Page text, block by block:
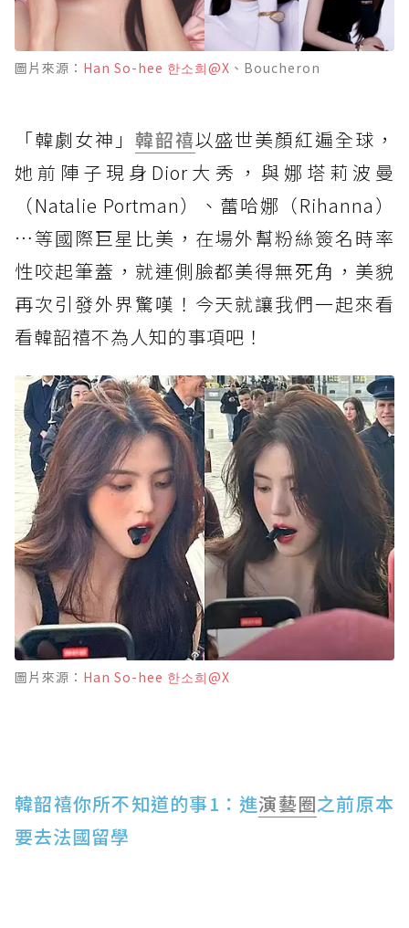
圖片來源： Han So-hee 한소희@X 、Boucheron
「韓劇女神」 韓韶禧以盛世美顏紅遍全球，
她前陣子現身Dior大秀，與娜塔莉波曼
（Natalie Portman）、蕾哈娜（Rihanna）
…等國際巨星比美，在場外幫粉絲簽名時率
性咬起筆蓋，就連側臉都美得無死角，美貌
再次引發外界驚嘆！今天就讓我們一起來看
看韓韶禧不為人知的事項吧！
圖片來源： Han So-hee 한소희@X
韓韶禧你所不知道的事1：進演藝圈之前原本
要去法國留學